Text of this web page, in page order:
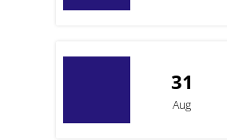
31
Aug